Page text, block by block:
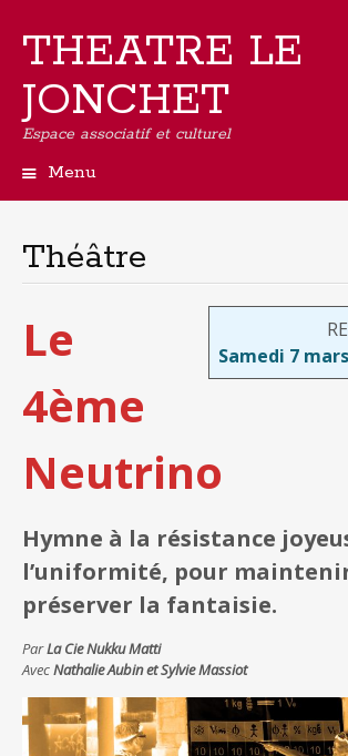
THEATRE LE
JONCHET
Espace associatif et culturel
Menu
contenu
principal
Théâtre
Samedi 7
Le
4ème
Neutrino
Hymne à la résistance
l’uniformité, pour
préserver la fantaisie.
ParLa Cie Nukku Matti
AvecNathalie Aubin et Sylvie Massiot